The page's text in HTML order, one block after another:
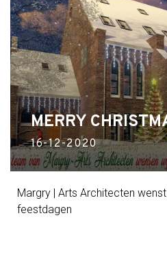
MERRY
16-12-2020
Margry | Arts Architecten
feestdagen